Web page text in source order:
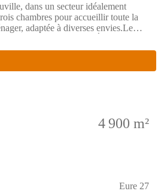
dans un secteur idéalement
chambres pour accueillir toute la
adaptée à diverses envies.Le
19 kilomètres. La gare la plus proche
maison est en vente au
Extraco Gravigny au (Numéro
4 900 m²
Eure 27